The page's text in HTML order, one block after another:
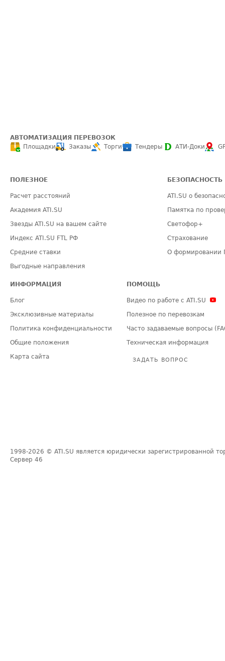
АВТОМАТИЗАЦИЯ ПЕРЕВОЗОК
Площадки
Заказы Торги Тендеры АТИ-Доки
ПОЛЕЗНОЕ
Расчет расстояний
Академия ATI.SU
Звезды ATI.SU на вашем сайте
Индекс ATI.SU FTL РФ
Средние ставки
Выгодные направления
БЕЗОПАСНОСТЬ
ATI.SU о
Памятка по
Светофор+
Страхование
О формировании
ИНФОРМАЦИЯ
Блог
Эксклюзивные материалы
Политика конфиденциальности
Общие положения
Карта сайта
ПОМОЩЬ
Видео по работе с ATI.SU
Полезное по перевозкам
Часто задаваемые вопросы
Техническая информация
ЗАДАТЬ ВОПРОС
1998-2026 © ATI.SU является юридически зарегистрированной
Сервер 46